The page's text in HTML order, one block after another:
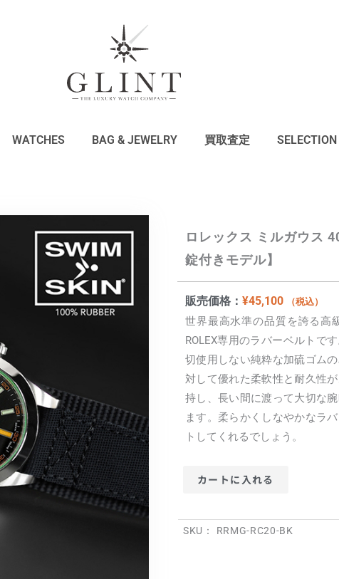
WATCHES BAG & JEWELRY 買取査定 SELECTION
ロレックス ミルガウス
錠付きモデル】
販売価格： ¥45,100 （税込）
世界最高水準の品質を誇る高
ROLEX専用のラバーベルトで
切使用しない純粋な加硫ゴム
対して優れた柔軟性と耐久性
持し、長い間に渡って大切な
ます。柔らかくしなやかなラ
トしてくれるでしょう。
カートに入れる
SKU： RRMG-RC20-BK